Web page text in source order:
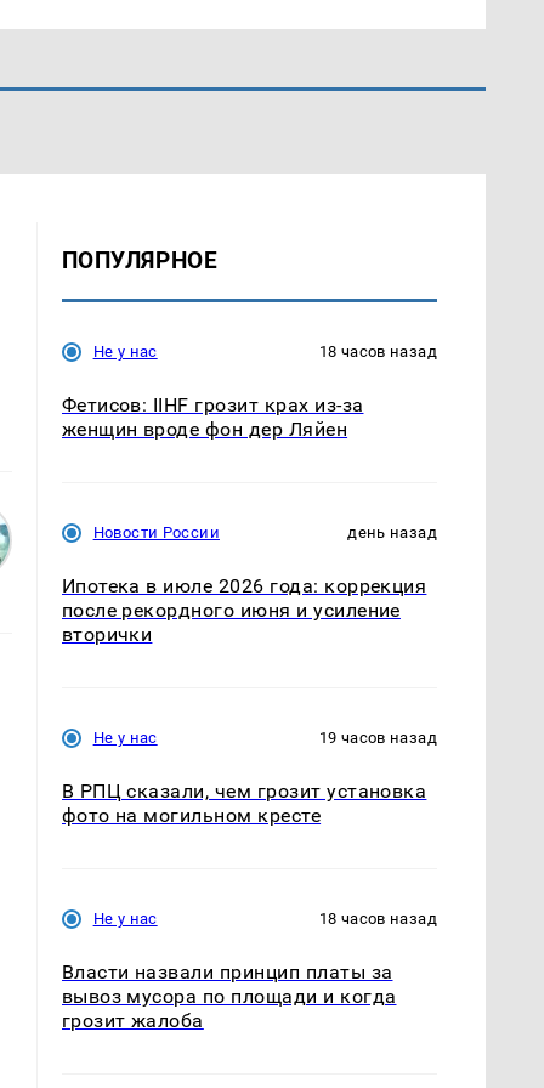
ПОПУЛЯРНОЕ
Не у нас 18 часов назад
Фетисов: IIHF грозит крах из-за
женщин вроде фон дер Ляйен
Новости России день назад
Ипотека в июле 2026 года: коррекция
после рекордного июня и усиление
вторички
Не у нас 19 часов назад
В РПЦ сказали, чем грозит установка
фото на могильном кресте
Не у нас 18 часов назад
Власти назвали принцип платы за
вывоз мусора по площади и когда
грозит жалоба